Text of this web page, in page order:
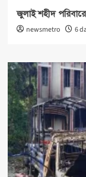
জুলাই শহীদ
newsmetro 6